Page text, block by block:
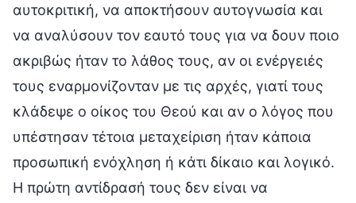
αυτοκριτική, να αποκτήσουν αυτογνωσία και
να αναλύσουν τον εαυτό τους για να δουν ποιο
ακριβώς ήταν το λάθος τους, αν οι ενέργειές
τους εναρμονίζονταν με τις αρχές, γιατί τους
κλάδεψε ο οίκος του Θεού και αν ο λόγος που
υπέστησαν τέτοια μεταχείριση ήταν κάποια
προσωπική ενόχληση ή κάτι δίκαιο και λογικό.
Η πρώτη αντίδρασή τους δεν είναι να